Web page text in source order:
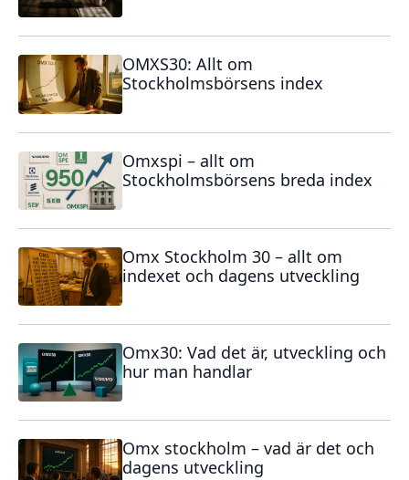
OMXS30: Allt om
Stockholmsbörsens index
Omxspi – allt om
Stockholmsbörsens breda index
Omx Stockholm 30 – allt om
indexet och dagens utveckling
Omx30: Vad det är, utveckling och
hur man handlar
Omx stockholm – vad är det och
dagens utveckling